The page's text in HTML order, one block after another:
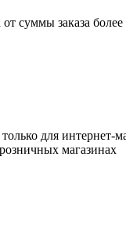
суммы заказа более
для интернет-
магазинах